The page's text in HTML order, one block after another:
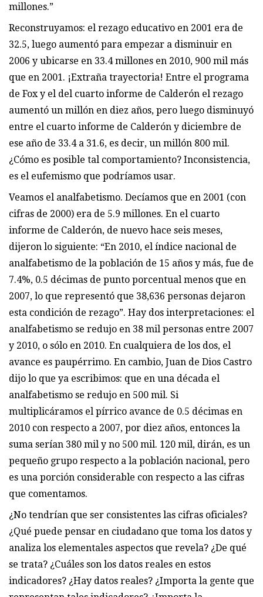
millones.”
Reconstruyamos: el rezago educativo en 2001 era de
32.5, luego aumentó para empezar a disminuir en
2006 y ubicarse en 33.4 millones en 2010, 900 mil más
que en 2001. ¡Extraña trayectoria! Entre el programa
de Fox y el del cuarto informe de Calderón el rezago
aumentó un millón en diez años, pero luego disminuyó
entre el cuarto informe de Calderón y diciembre de
ese año de 33.4 a 31.6, es decir, un millón 800 mil.
¿Cómo es posible tal comportamiento? Inconsistencia,
es el eufemismo que podríamos usar.
Veamos el analfabetismo. Decíamos que en 2001 (con
cifras de 2000) era de 5.9 millones. En el cuarto
informe de Calderón, de nuevo hace seis meses,
dijeron lo siguiente: “En 2010, el índice nacional de
analfabetismo de la población de 15 años y más, fue de
7.4%, 0.5 décimas de punto porcentual menos que en
2007, lo que representó que 38,636 personas dejaron
esta condición de rezago”. Hay dos interpretaciones: el
analfabetismo se redujo en 38 mil personas entre 2007
y 2010, o sólo en 2010. En cualquiera de los dos, el
avance es paupérrimo. En cambio, Juan de Dios Castro
dijo lo que ya escribimos: que en una década el
analfabetismo se redujo en 500 mil. Si
multiplicáramos el pírrico avance de 0.5 décimas en
2010 con respecto a 2007, por diez años, entonces la
suma serían 380 mil y no 500 mil. 120 mil, dirán, es un
pequeño grupo respecto a la población nacional, pero
es una porción considerable con respecto a las cifras
que comentamos.
¿No tendrían que ser consistentes las cifras oficiales?
¿Qué puede pensar en ciudadano que toma los datos y
analiza los elementales aspectos que revela? ¿De qué
se trata? ¿Cuáles son los datos reales en estos
indicadores? ¿Hay datos reales? ¿Importa la gente que